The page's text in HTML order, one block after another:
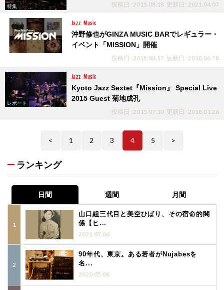
特集 投稿日 : 2015.08.18 更新日 : 2021.04.07
Jazz Music
沖野修也がGINZA MUSIC BARでレギュラー・
イベント「MISSION」開催
投稿日 : 2015.08.12 更新日 : 2018.06.28
レポート
Jazz Music
Kyoto Jazz Sextet『Mission』 Special Live
2015 Guest 菊地成孔
投稿日 : 2015.07.10 更新日 : 2018.01.26
< 1 2 3 4 5 >
ランキング
日間 週間 月間
山口組三代目と美空ひばり、その宿命的関
係【ヒ...
2021.07.06
90年代、東京。ある若者がNujabesを
名...
2020.05.08